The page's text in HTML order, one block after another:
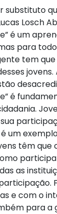
substituto
Losch
é um
para
tem
jovens.
é
um
têm que
as
e com o
para a